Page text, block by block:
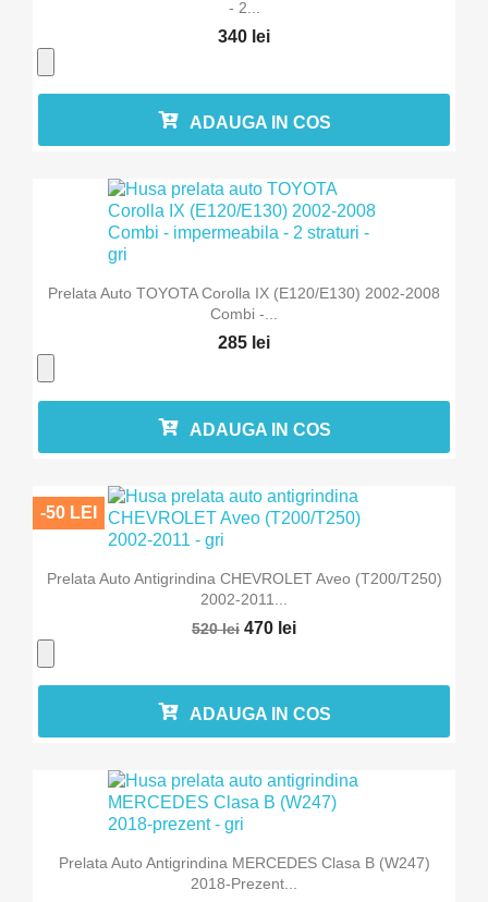
- 2...
340 lei
ADAUGA IN COS
Prelata Auto TOYOTA Corolla IX (E120/E130) 2002-2008
Combi -...
285 lei
ADAUGA IN COS
Prelata Auto Antigrindina CHEVROLET Aveo (T200/T250)
2002-2011...
520 lei 470 lei
-50 LEI
ADAUGA IN COS
Prelata Auto Antigrindina MERCEDES Clasa B (W247)
2018-Prezent...